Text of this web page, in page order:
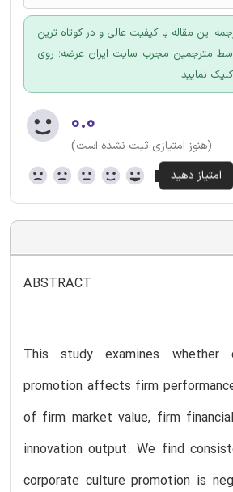
این مقاله با کیفیت عالی و در کوتاه ترین
مترجمین مجرب سایت ایران عرضه؛ روی
نمایید.
۰.۰
(هنوز امتیازی ثبت نشده است)
ABSTRACT
This study examines whether
promotion affects firm
of firm market value, firm
innovation output. We find
corporate culture promotion is